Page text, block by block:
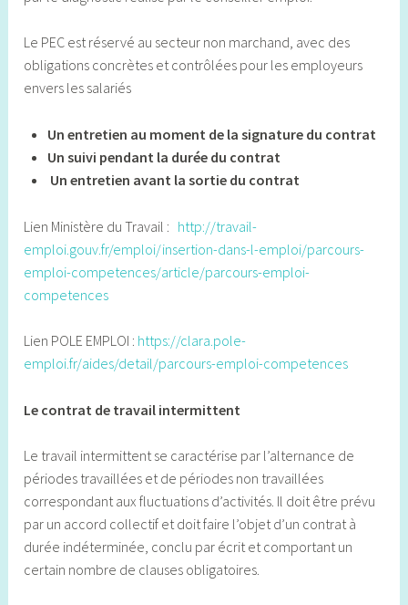
Le PEC est réservé au secteur non marchand, avec des
obligations concrètes et contrôlées pour les employeurs
envers les salariés
Un entretien au moment de la signature du contrat
Un suivi pendant la durée du contrat
Un entretien avant la sortie du contrat
Lien Ministère du Travail : http://travail-
emploi.gouv.fr/emploi/insertion-dans-l-emploi/parcours-
emploi-competences/article/parcours-emploi-
competences
Lien POLE EMPLOI : https://clara.pole-
emploi.fr/aides/detail/parcours-emploi-competences
Le contrat de travail intermittent
Le travail intermittent se caractérise par l’alternance de
périodes travaillées et de périodes non travaillées
correspondant aux fluctuations d’activités. Il doit être prévu
par un accord collectif et doit faire l’objet d’un contrat à
durée indéterminée, conclu par écrit et comportant un
certain nombre de clauses obligatoires.